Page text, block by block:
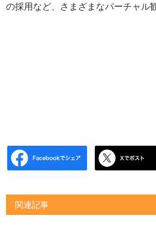
の採用など、さまざまなバーチャル
関連記事